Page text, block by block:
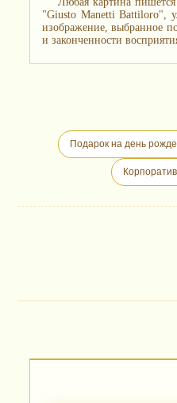
"Giusto Manetti Battiloro",
изображение, выбранное
и законченности
Подарок на день